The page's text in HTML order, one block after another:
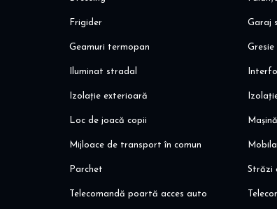
- institutii de invatamant: gradinite, scoli, licee,
Alina Dinoiu
Pentru mai multe oferte, va invit aici:
Frigider Garaj
Geamuri termopan Gresie
Iluminat stradal
Izolație exterioară
Loc de joacă copii
Mijloace de transport în comun
Parchet Străzi
Telecomandă poartă acces auto